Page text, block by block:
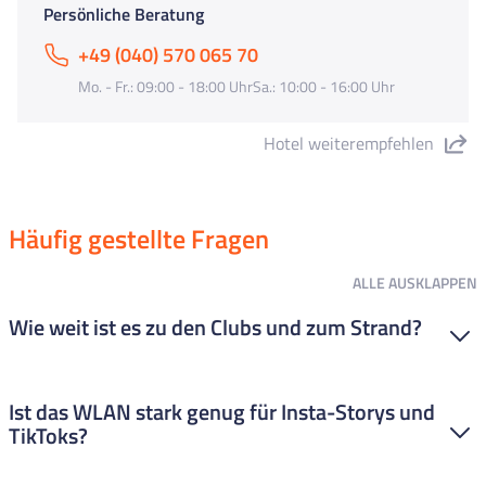
Persönliche Beratung
+49 (040) 570 065 70
Mo. - Fr.: 09:00 - 18:00 UhrSa.: 10:00 - 16:00 Uhr
Hotel weiterempfehlen
Häufig gestellte Fragen
ALLEAUSKLAPPEN
Wie weit ist es zu den Clubs und zum Strand?
Partystraße und ins Zentrum sind es nur 150 bis 350 Meter –
also direkt um die Ecke! Du bist sehr schnell mittendrin im
Ist das WLAN stark genug für Insta-Storys und
TikToks?